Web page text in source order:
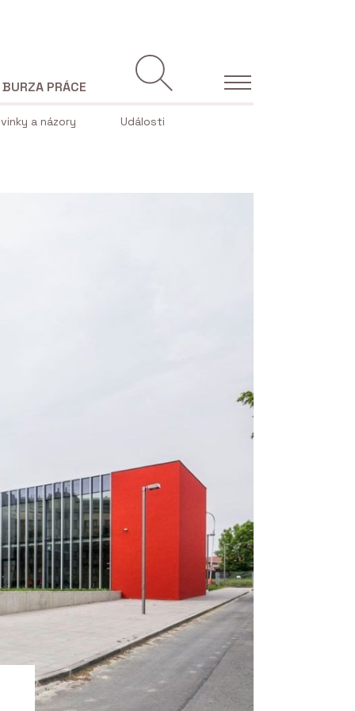
a názory Události
BURZA PRÁCE